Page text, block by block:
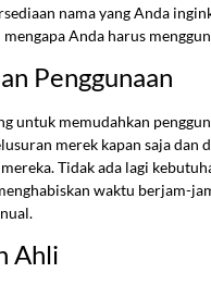
nama yang Anda
mengapa Anda harus
Penggunaan
untuk memudahkan
merek kapan saja dan
Tidak ada lagi
waktu berjam-
Ahli